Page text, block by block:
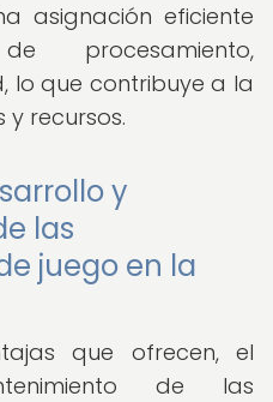
asignación eficiente
procesamiento,
lo que contribuye a la
recursos.
y
las
juego en la
que ofrecen, el
de las